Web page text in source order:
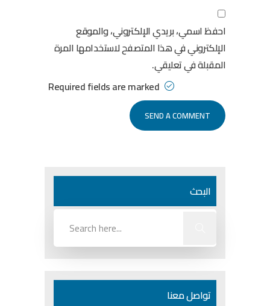
احفظ اسمي، بريدي الإلكتروني، والموقع
الإلكتروني في هذا المتصفح لاستخدامها المرة
المقبلة في تعليقي.
Required fields are marked
البحث
تواصل معنا